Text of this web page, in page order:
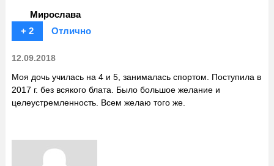
Мирослава
+ 2
Отлично
12.09.2018
Моя дочь училась на 4 и 5, занималась спортом. Поступила в
2017 г. без всякого блата. Было большое желание и
целеустремленность. Всем желаю того же.